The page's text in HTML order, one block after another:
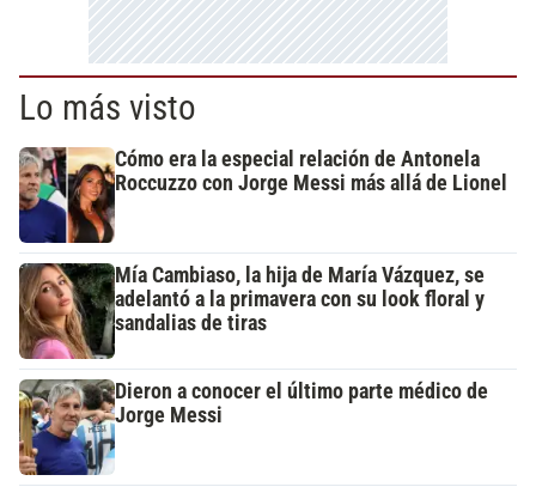
Lo más visto
Cómo era la especial relación de Antonela
Roccuzzo con Jorge Messi más allá de Lionel
Mía Cambiaso, la hija de María Vázquez, se
adelantó a la primavera con su look floral y
sandalias de tiras
Dieron a conocer el último parte médico de
Jorge Messi